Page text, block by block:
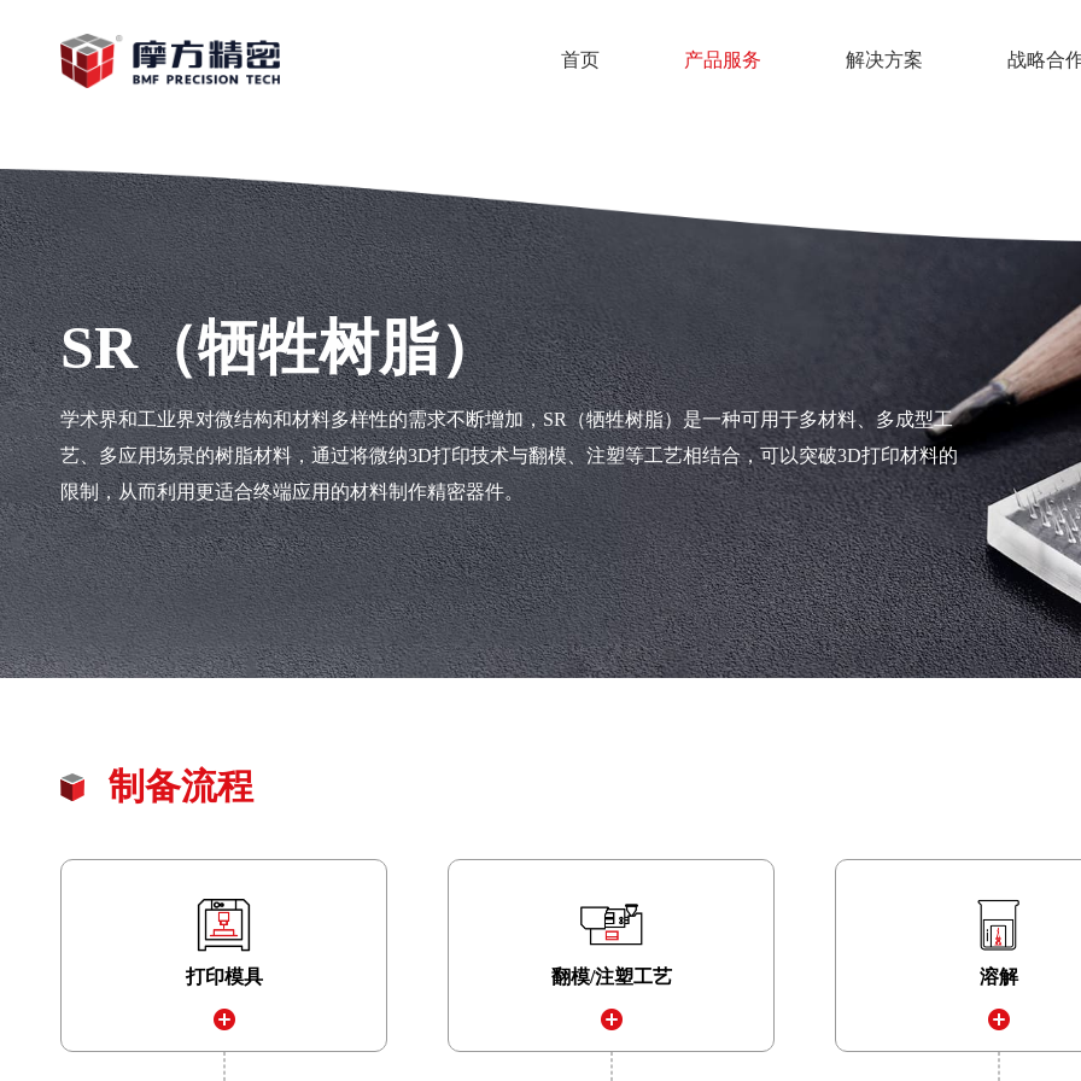
首页 产品服务 解决方案 战略合
SR（牺牲树脂）
学术界和工业界对微结构和材料多样性的需求不断增加，SR（牺牲树脂）是一种可用于多材料、多成型工
艺、多应用场景的树脂材料，通过将微纳3D打印技术与翻模、注塑等工艺相结合，可以突破3D打印材料的
限制，从而利用更适合终端应用的材料制作精密器件。
制备流程
打印模具 翻模/注塑工艺 溶解